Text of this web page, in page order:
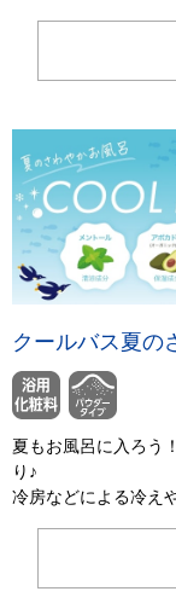
クールバス夏の
夏もお風呂に入ろう
り♪
冷房などによる冷え